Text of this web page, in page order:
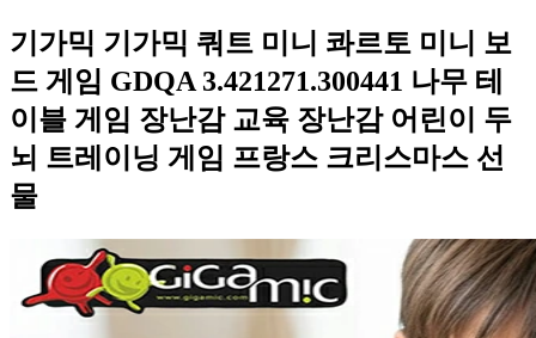
기가믹 기가믹 쿼트 미니 콰르토 미니 보
드 게임 GDQA 3.421271.300441 나무 테
이블 게임 장난감 교육 장난감 어린이 두
뇌 트레이닝 게임 프랑스 크리스마스 선
물